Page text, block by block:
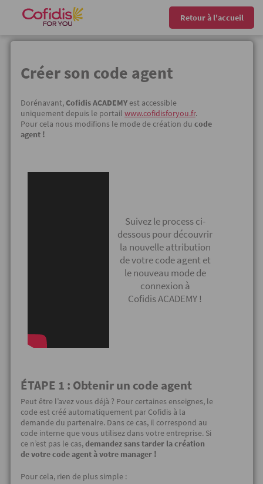
Retour à l'accueil
Créer son code agent
Dorénavant,Cofidis ACADEMYest accessible
uniquement depuis le portail www.cofidisforyou.fr.
Pour cela nous modifions le mode de création du code
agent !
Suivez le process ci-
dessous pour découvrir
la nouvelle attribution
de votre code agent et
le nouveau mode de
connexion à
Cofidis ACADEMY !
ÉTAPE 1 : Obtenir un code agent
Peut être l’avez vous déjà ? Pour certaines enseignes, le
code est créé automatiquement par Cofidis à la
demande du partenaire. Dans ce cas, il correspond au
code interne que vous utilisez dans votre entreprise. Si
ce n’est pas le cas,demandez sans tarder la création
de votre code agent à votre manager !
Pour cela, rien de plus simple :